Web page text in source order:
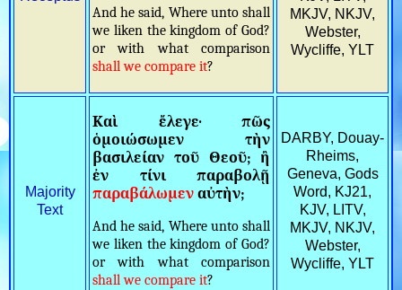
And he said, Where unto shall
we liken the kingdom of God?
or with what comparison
shall we compare it?
MKJV, NKJV,
Webster,
Wycliffe, YLT
Majority
Text
Καὶ ἔλεγε· πῶς
ὁμοιώσωμεν τὴν
βασιλείαν τοῦ Θεοῦ; ἢ
ἐν τίνι παραβολῇ
παραβάλωμεν αὐτὴν;
And he said, Where unto shall
we liken the kingdom of God?
or with what comparison
shall we compare it?
DARBY, Douay-
Rheims,
Geneva, Gods
Word, KJ21,
KJV, LITV,
MKJV, NKJV,
Webster,
Wycliffe, YLT